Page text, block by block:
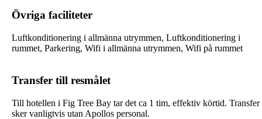
Övriga faciliteter
Luftkonditionering i allmänna utrymmen, Luftkonditionering i
rummet, Parkering, Wifi i allmänna utrymmen, Wifi på rummet
Transfer till resmålet
Till hotellen i Fig Tree Bay tar det ca 1 tim, effektiv körtid. Transfer
sker vanligtvis utan Apollos personal.